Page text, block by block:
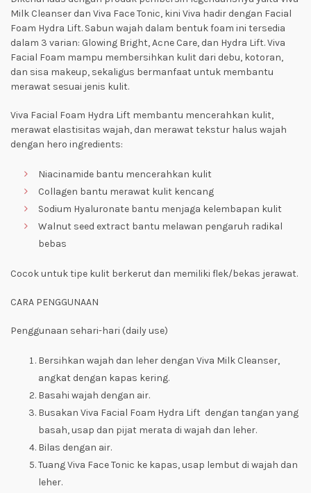
Milk Cleanser dan Viva Face Tonic, kini Viva hadir dengan Facial
Foam Hydra Lift. Sabun wajah dalam bentukfoam ini tersedia
dalam 3 varian: Glowing Bright, Acne Care, dan Hydra Lift. Viva
Facial Foam mampu membersihkan kulit dari debu, kotoran,
dan sisa makeup, sekaligus bermanfaat untuk membantu
merawat sesuai jenis kulit.
Viva Facial Foam Hydra Lift membantu mencerahkan kulit,
merawat elastisitas wajah, dan merawat tekstur halus wajah
dengan hero ingredients:
Niacinamide bantu mencerahkan kulit
Collagen bantu merawat kulit kencang
Sodium Hyaluronate bantu menjaga kelembapan kulit
Walnut seed extract bantu melawan pengaruh radikal
bebas
Cocok untuk tipe kulit berkerut dan memiliki flek/bekas jerawat.
CARA PENGGUNAAN
Penggunaan sehari-hari (daily use)
Bersihkan wajah dan leher dengan Viva Milk Cleanser,
angkat dengan kapas kering.
Basahi wajah dengan air.
Busakan Viva Facial Foam Hydra Lift dengan tangan yang
basah, usap dan pijat merata di wajah dan leher.
Bilas dengan air.
Tuang Viva Face Tonic ke kapas, usap lembut di wajah dan
leher.